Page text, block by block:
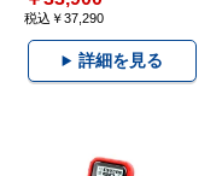
税込￥37,290
詳細を見る